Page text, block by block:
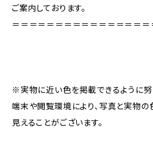
ご案内しております。
＝＝＝＝＝＝＝＝＝＝＝＝＝＝＝＝
※実物に近い色を掲載できるように努
端末や閲覧環境により、写真と実物
見えることがございます。